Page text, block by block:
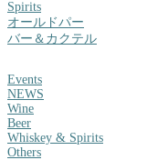
Spirits
オールドパー
バー＆カクテル
Events
NEWS
Wine
Beer
Whiskey & Spirits
Others